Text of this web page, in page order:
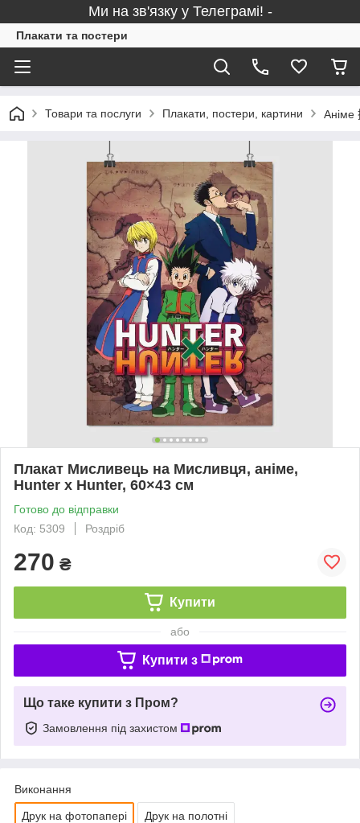
Ми на зв'язку у Телеграмі! -
Плакати та постери
Товари та послуги Плакати, постери, картини Аніме
Плакат Мисливець на Мисливця, аніме,
Hunter x Hunter, 60×43 см
Готово до відправки
Код: 5309
Роздріб
270 ₴
Купити
або
Купити з
Що таке купити з Пром?
Замовлення під захистом
Виконання
Друк на фотопапері Друк на полотні